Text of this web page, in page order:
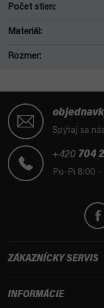
Počet stien:
Materiál:
Rozmer:
Spýtaj sa
+420 704
Po-Pi 8:00 -
ZÁKAZNÍCKY SERVIS
INFORMÁCIE